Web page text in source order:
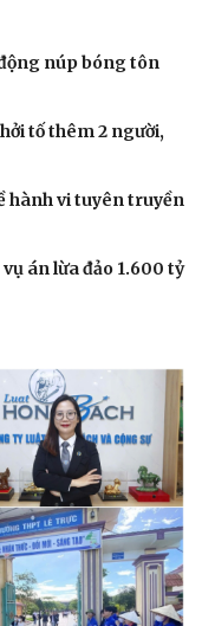
núp bóng tôn
tố thêm 2 người,
hành vi tuyên truyền
án lừa đảo 1.600 tỷ